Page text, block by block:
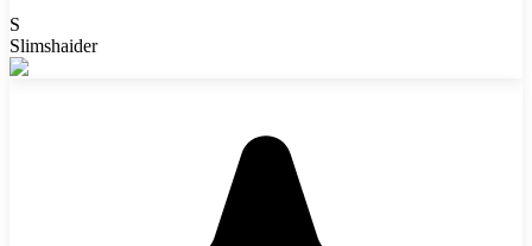
S
Slimshaider